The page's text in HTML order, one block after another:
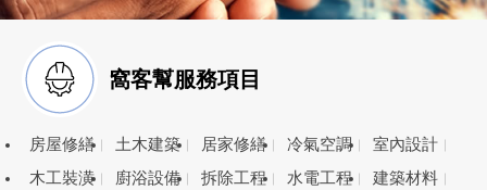
窩客幫服務項目
房屋修繕 土木建築 居家修繕 冷氣空調
室內設計
木工裝潢
廚浴設備 拆除工程 水電工程
建築材料